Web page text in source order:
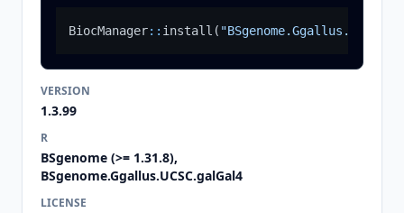
BiocManager:: install (
VERSION
1.3.99
R
BSgenome (>= 1.31.8),
BSgenome.Ggallus.UCSC.galGal4
LICENSE